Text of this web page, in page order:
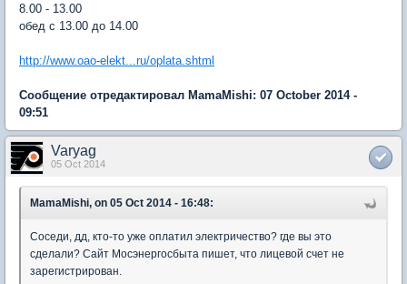
8.00 - 13.00
обед с 13.00 до 14.00
http://www.oao-elekt...ru/oplata.shtml
Сообщение отредактировал MamaMishi: 07 October 2014 -
09:51
Varyag
05 Oct 2014
MamaMishi, on 05 Oct 2014 - 16:48:
Соседи, дд, кто-то уже оплатил электричество? где вы это
сделали? Сайт Мосэнергосбыта пишет, что лицевой счет не
зарегистрирован.